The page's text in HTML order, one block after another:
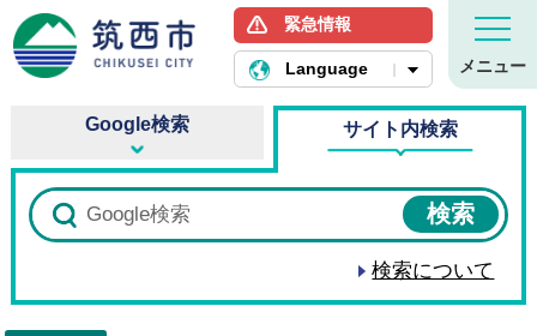
筑西市ホームページ
緊急情報
Language メニュー
Google検索 サイト内検索
検索について